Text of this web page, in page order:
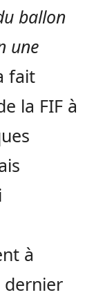
ballon
une
fait
la FIF à
à
dernier